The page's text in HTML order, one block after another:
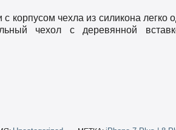
корпусом чехла из силикона легко
чехол с деревянной